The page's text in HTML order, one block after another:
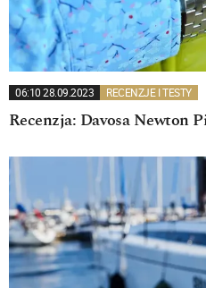
06:10 28.09.2023 RECENZJE I TESTY
Recenzja: Davosa Newton